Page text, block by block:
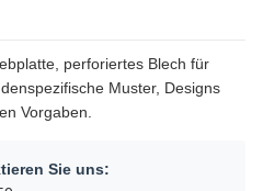
perforiertes Blech für
Muster, Designs
Vorgaben.
Sie uns: